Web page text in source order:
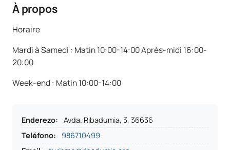
À propos
Horaire
Mardi à Samedi : Matin 10:00-14:00 Après-midi 16:00-
20:00
Week-end : Matin 10:00-14:00
Enderezo:
Avda. Ribadumia, 3, 36636
Teléfono:
986710499